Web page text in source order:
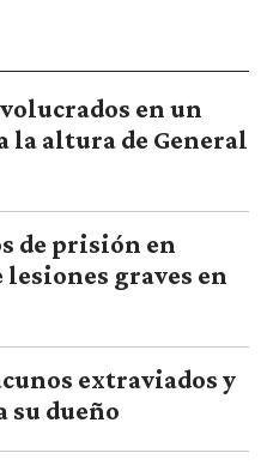
en un
la altura de General
de prisión en
lesiones graves en
extraviados y
su dueño